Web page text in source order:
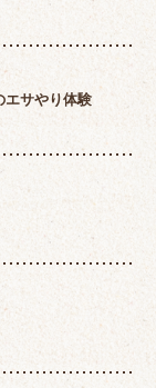
エサやり体験